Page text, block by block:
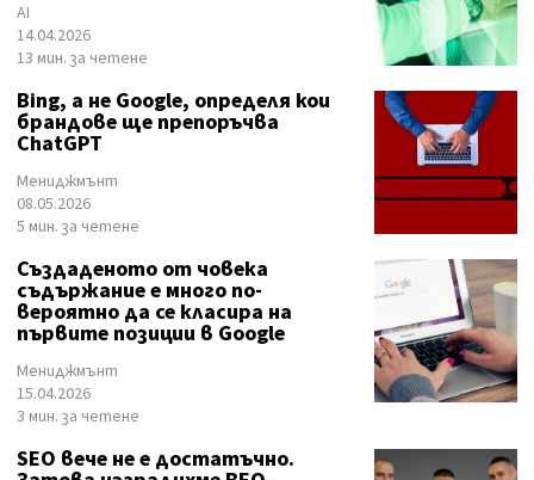
AI
14.04.2026
13 мин. за четене
Bing, а не Google, определя кои
брандове ще препоръчва
ChatGPT
Мениджмънт
08.05.2026
5 мин. за четене
Създаденото от човека
съдържание е много по-
вероятно да се класира на
първите позиции в Google
Мениджмънт
15.04.2026
3 мин. за четене
SEO вече не е достатъчно.